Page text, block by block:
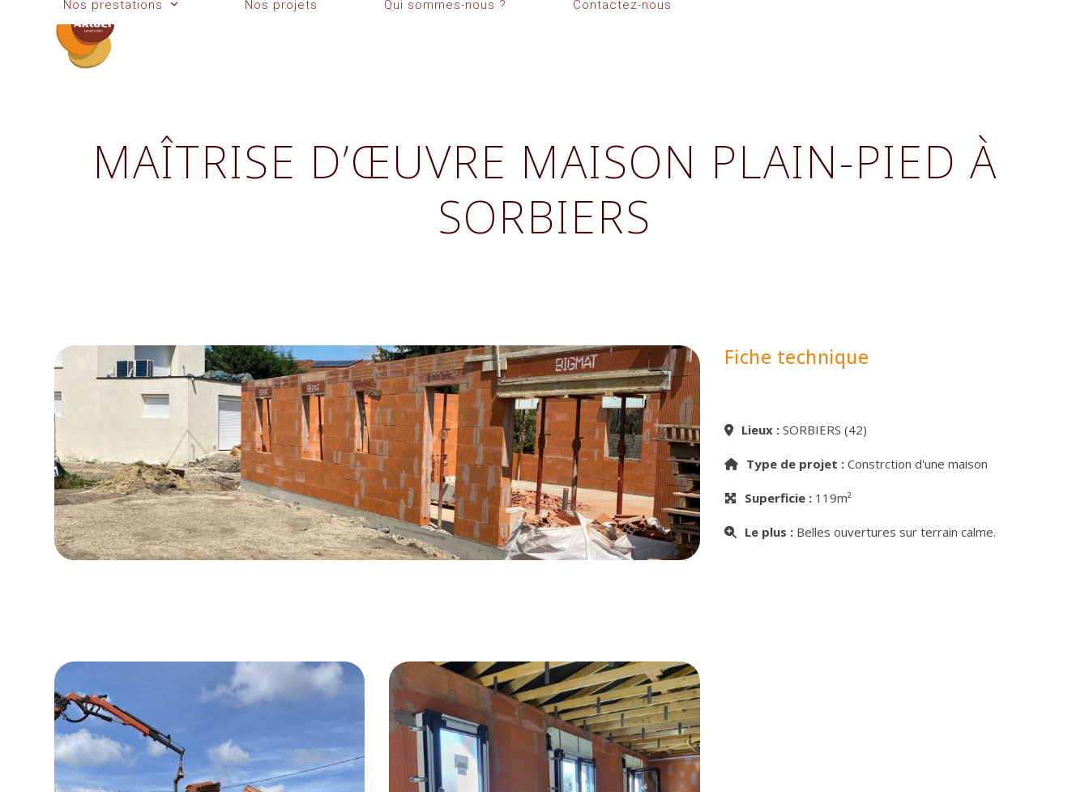
Nos prestations Nos projets Qui sommes-nous ? Contactez-nous
MAÎTRISE D’ŒUVRE MAISON PLAIN-PIED À
SORBIERS
Fiche technique
Lieux :SORBIERS (42)
Type de projet :Constrction d'une maison
Superficie :119m²
Le plus :Belles ouvertures sur terrain calme.